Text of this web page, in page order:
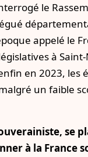
le
appelé le
à
en 2023, les
un faible
se
à la France